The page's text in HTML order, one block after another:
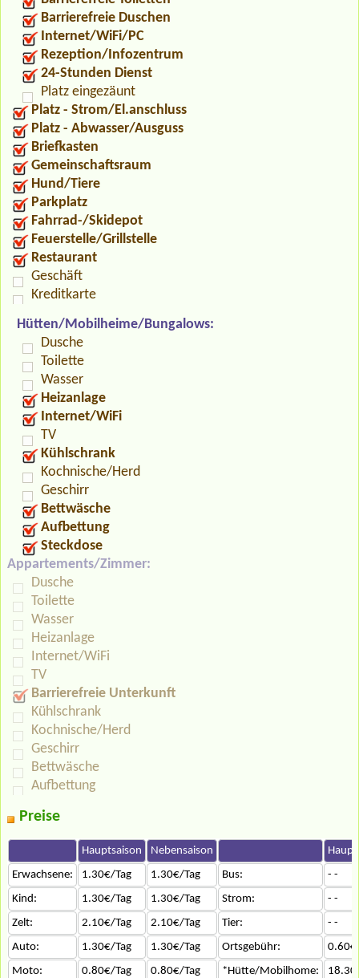
Barrierefreie Duschen
Internet/WiFi/PC
Rezeption/Infozentrum
24-Stunden Dienst
Platz eingezäunt
Platz - Strom/El.anschluss
Platz - Abwasser/Ausguss
Briefkasten
Gemeinschaftsraum
Hund/Tiere
Parkplatz
Fahrrad-/Skidepot
Feuerstelle/Grillstelle
Restaurant
Geschäft
Kreditkarte
Hütten/Mobilheime/Bungalows:
Dusche
Toilette
Wasser
Heizanlage
Internet/WiFi
TV
Kühlschrank
Kochnische/Herd
Geschirr
Bettwäsche
Aufbettung
Steckdose
Appartements/Zimmer:
Dusche
Toilette
Wasser
Heizanlage
Internet/WiFi
TV
Barrierefreie Unterkunft
Kühlschrank
Kochnische/Herd
Geschirr
Bettwäsche
Aufbettung
Preise
Hauptsaison Nebensaison
Erwachsene:
1.30€/Tag 1.30€/Tag Bus:
- -
Kind:
1.30€/Tag 1.30€/Tag Strom:
- -
Zelt:
2.10€/Tag 2.10€/Tag Tier:
- -
Auto:
1.30€/Tag 1.30€/Tag Ortsgebühr:
Moto:
0.80€/Tag 0.80€/Tag *Hütte/Mobilhome: